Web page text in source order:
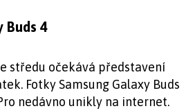
Buds 4
středu očekává představení
Fotky Samsung Galaxy Buds
nedávno unikly na internet.